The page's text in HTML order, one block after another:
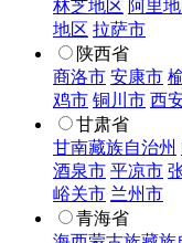
林芝地区 阿里
地区 拉萨市
陕西省
商洛市 安康市
鸡市 铜川市 西
甘肃省
甘南藏族自治州
酒泉市 平凉市
峪关市 兰州市
青海省